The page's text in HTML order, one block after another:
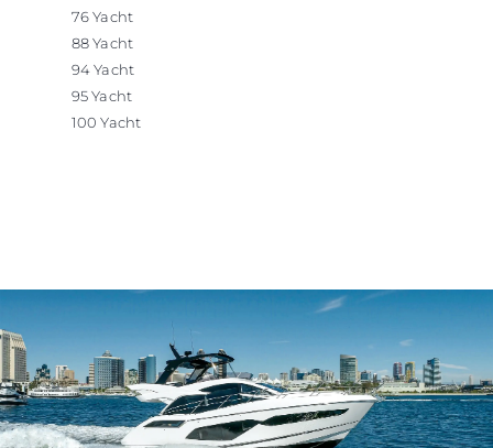
76 Yacht
88 Yacht
94 Yacht
95 Yacht
100 Yacht